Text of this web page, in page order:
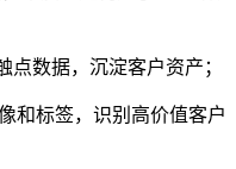
点数据，沉淀客户资产；
和标签，识别高价值客户